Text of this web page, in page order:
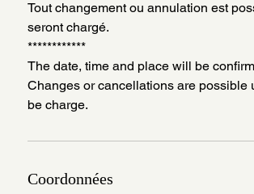
Tout changement ou annulation est
seront chargé.
************
The date, time and place will be
Changes or cancellations are possible
be charge.
Coordonnées